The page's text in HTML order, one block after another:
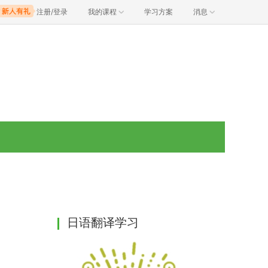
注册/登录 我的课程 学习方案 消息
日语翻译学习